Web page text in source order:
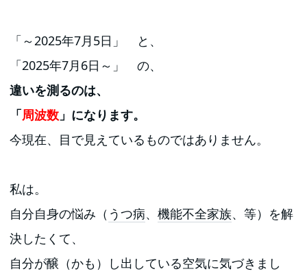
「～2025年7月5日」 と、
「2025年7月6日～」 の、
違いを測るのは、
「周波数 」になります。
今現在、目で見えているものではありません。
私は。
自分自身の悩み（ うつ病、 機能不全家族、等）を解
決したくて、
自分が醸（かも）し出している空気に気づきまし